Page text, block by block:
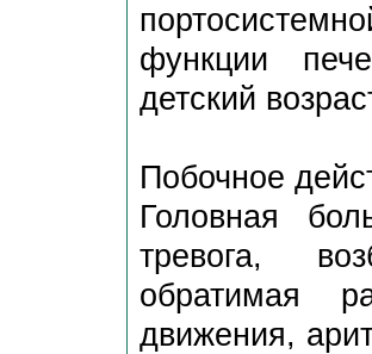
функции
детский
Побочное
Головная
тревога,
обратимая
движения,